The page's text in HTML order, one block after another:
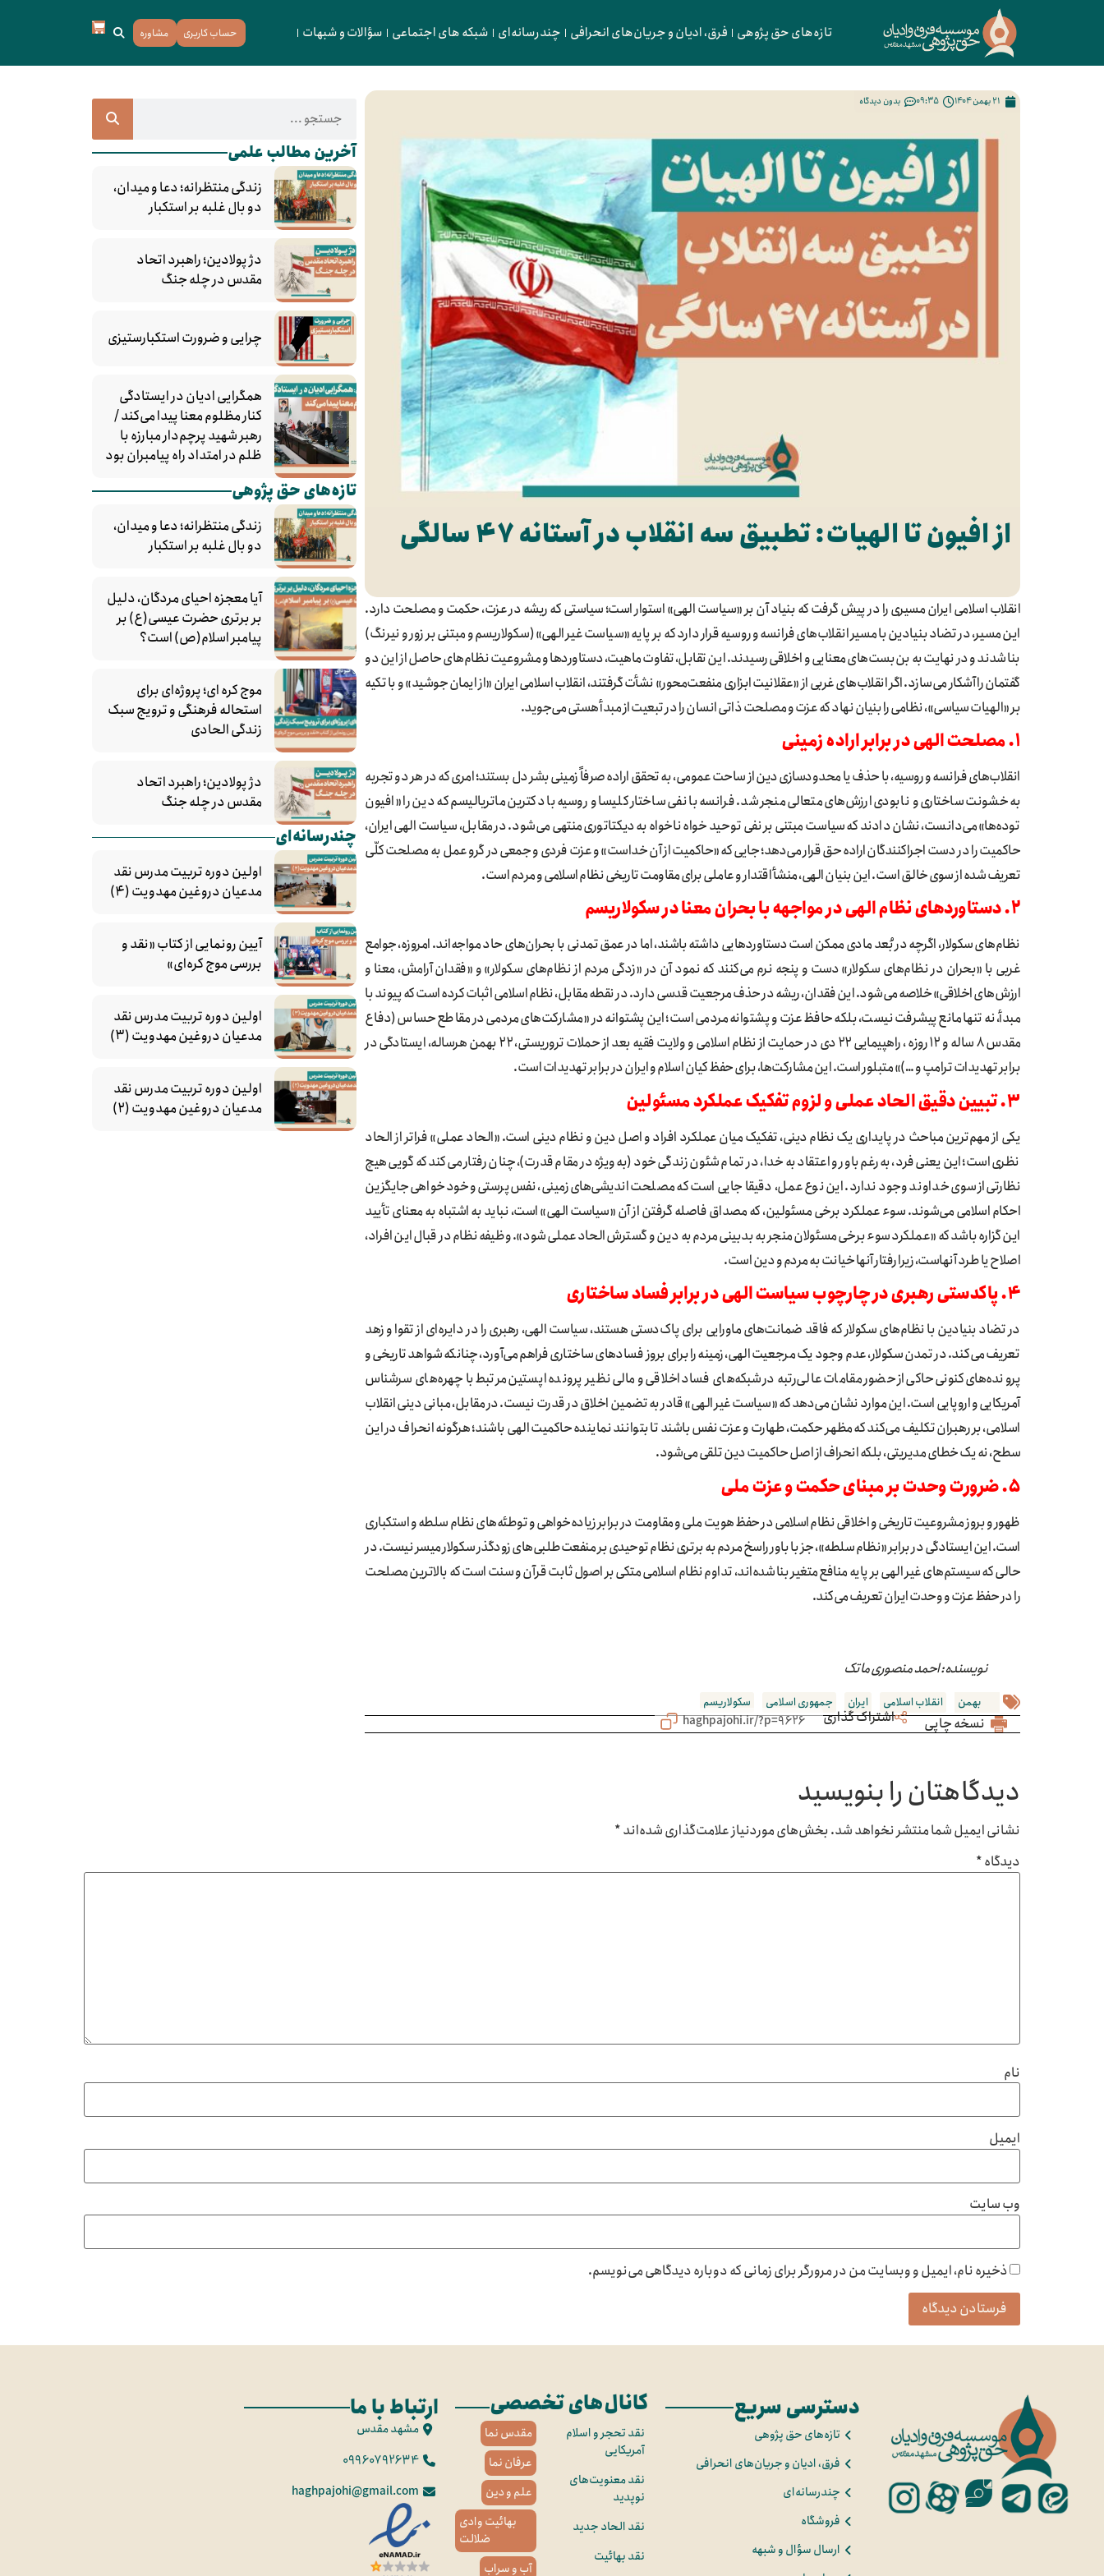
تازه‌های حق پژوهی فرق، ادیان و جریان‌های انحرافی چندرسانه‌ای شبکه های اجتماعی سؤالات و شبهات حساب کاربری مشاوره
21 بهمن 1404 09:35 بدون دیدگاه
از افیون تا الهیات: تطبیق سه انقلاب در آستانه ۴۷ سالگی
انقلاب اسلامی ایران مسیری را در پیش گرفت که بنیاد آن بر «سیاست الهی» استوار است؛ سیاستی که ریشه در عزت، حکمت و مصلحت دارد.
این مسیر، در تضاد بنیادین با مسیر انقلاب‌های فرانسه و روسیه قرار دارد که بر پایه «سیاست غیر الهی» (سکولاریسم و مبتنی بر زور و نیرنگ)
بنا شدند و در نهایت به بن‌بست‌های معنایی و اخلاقی رسیدند. این تقابل، تفاوت ماهیت، دستاوردها و مشروعیت نظام‌های حاصل از این دو
گفتمان را آشکار می‌سازد. اگر انقلاب‌های غربی از «عقلانیت ابزاری منفعت‌محور» نشأت گرفتند، انقلاب اسلامی ایران «از ایمان جوشید» و با تکیه
بر «الهیات سیاسی»، نظامی را بنیان نهاد که عزت و مصلحت ذاتی انسان را در تبعیت از مبدأ هستی می‌جوید.
۱. مصلحت الهی در برابر اراده زمینی
انقلاب‌های فرانسه و روسیه، با حذف یا محدودسازی دین از ساحت عمومی، به تحقق اراده صرفاً زمینی بشر دل بستند؛ امری که در هر دو تجربه
به خشونت ساختاری و نابودی ارزش‌های متعالی منجر شد. فرانسه با نفی ساختار کلیسا و روسیه با دکترین ماتریالیسم که دین را «افیون
توده‌ها» می‌دانست، نشان دادند که سیاست مبتنی بر نفی توحید خواه ناخواه به دیکتاتوری منتهی می‌شود. در مقابل، سیاست الهی ایران،
حاکمیت را در دست اجراکنندگان اراده حق قرار می‌دهد؛ جایی که «حاکمیت از آن خداست» و عزت فردی و جمعی در گرو عمل به مصلحت کلّی
تعریف شده از سوی خالق است. این بنیان الهی، منشأ اقتدار و عاملی برای مقاومت تاریخی نظام اسلامی و مردم است.
۲. دستاوردهای نظام الهی در مواجهه با بحران معنا در سکولاریسم
نظام‌های سکولار، اگرچه در بُعد مادی ممکن است دستاوردهایی داشته باشند، اما در عمق تمدنی با بحران‌های حاد مواجه‌اند. امروزه، جوامع
غربی با «بحران در نظام‌های سکولار» دست و پنجه نرم می‌کنند که نمود آن در «زدگی مردم از نظام‌های سکولار» و «فقدان آرامش، معنا و
ارزش‌های اخلاقی» خلاصه می‌شود. این فقدان، ریشه در حذف مرجعیت قدسی دارد. در نقطه مقابل، نظام اسلامی اثبات کرده است که پیوند با
مبدأ، نه تنها مانع پیشرفت نیست، بلکه حافظ عزت و پشتوانه مردمی است؛ این پشتوانه در «مشارکت‌های مردمی در مقاطع حساس (دفاع
مقدس ۸ ساله و ۱۲ روزه ، راهپیمایی ۲۲ دی در حمایت از نظام اسلامی و ولایت فقیه بعد از حملات تروریستی، ۲۲ بهمن هرساله، ایستادگی در
برابر تهدیدات ترامپ و …)» متبلور است. این مشارکت‌ها، برای حفظ کیان اسلام و ایران در برابر تهدیدات است.
۳. تبیین دقیق الحاد عملی و لزوم تفکیک عملکرد مسئولین
یکی از مهم‌ترین مباحث در پایداری یک نظام دینی، تفکیک میان عملکرد افراد و اصل دین و نظام دینی است. «الحاد عملی» فراتر از الحاد
نظری است؛ این یعنی فرد، به‌رغم باور و اعتقاد به خدا، در تمام شئون زندگی خود (به‌ویژه در مقام قدرت)، چنان رفتار می‌کند که گویی هیچ
نظارتی از سوی خداوند وجود ندارد. این نوع عمل، دقیقا جایی است که مصلحت‌اندیشی‌های زمینی، نفس‌پرستی و خودخواهی جایگزین
احکام اسلامی می‌شوند. سوء عملکرد برخی مسئولین، که مصداق فاصله گرفتن از آن «سیاست الهی» است، نباید به اشتباه به معنای تأیید
این گزاره باشد که «عملکرد سوء برخی مسئولان منجر به بدبینی مردم به دین و گسترش الحاد عملی شود». وظیفه نظام در قبال این افراد،
اصلاح یا طرد آنهاست، زیرا رفتار آنها خیانت به مردم و دین است.
۴. پاکدستی رهبری در چارچوب سیاست الهی در برابر فساد ساختاری
در تضاد بنیادین با نظام‌های سکولار که فاقد ضمانت‌های ماورایی برای پاک‌دستی هستند، سیاست الهی، رهبری را در دایره‌ای از تقوا و زهد
تعریف می‌کند. در تمدن سکولار، عدم وجود یک مرجعیت الهی، زمینه را برای بروز فسادهای ساختاری فراهم می‌آورد، چنانکه شواهد تاریخی و
پرونده‌های کنونی حاکی از حضور مقامات عالی‌رتبه در شبکه‌های فساد اخلاقی و مالی نظیر پرونده اپستین مرتبط با چهره‌های سرشناس
آمریکایی و اروپایی است. این موارد نشان می‌دهد که «سیاست غیر الهی» قادر به تضمین اخلاق در قدرت نیست. در مقابل، مبانی دینی انقلاب
اسلامی، بر رهبران تکلیف می‌کند که مظهر حکمت، طهارت و عزت‌نفس باشند تا بتوانند نماینده حاکمیت الهی باشند؛ هرگونه انحراف در این
سطح، نه یک خطای مدیریتی، بلکه انحراف از اصل حاکمیت دین تلقی می‌شود.
۵. ضرورت وحدت بر مبنای حکمت و عزت ملی
ظهور و بروز مشروعیت تاریخی و اخلاقی نظام اسلامی در حفظ هویت ملی و مقاومت در برابر زیاده‌خواهی و توطئه‌های نظام سلطه و استکباری
است. این ایستادگی در برابر «نظام سلطه»، جز با باور راسخ مردم به برتری نظام توحیدی بر منفعت‌طلبی‌های زودگذر سکولار میسر نیست. در
حالی که سیستم‌های غیر الهی بر پایه منافع متغیر بنا شده‌اند، تداوم نظام اسلامی متکی بر اصول ثابت قرآن و سنت است که بالاترین مصلحت
را در حفظ عزت و وحدت ایران تعریف می‌کند.
نویسنده: احمد منصوری ماتک
انقلاب اسلامی ایران جمهوری اسلامی سکولاریسم
نسخه چاپی اشتراک گذاری
آخرین مطالب علمی
زندگی منتظرانه؛ دعا و میدان،
دو بال غلبه بر استکبار
دژ پولادین؛ راهبرد اتحاد
مقدس در چله جنگ
چرایی و ضرورت استکبارستیزی
همگرایی ادیان در ایستادگی
کنار مظلوم معنا پیدا می‌کند /
رهبر شهید پرچم‌دار مبارزه با
ظلم در امتداد راه پیامبران بود
تازه‌های حق پژوهی
زندگی منتظرانه؛ دعا و میدان،
دو بال غلبه بر استکبار
آیا معجزه احیای مردگان، دلیل
بر برتری حضرت عیسی(ع) بر
پیامبر اسلام(ص) است؟
موج کره‌ ای؛ پروژه‌ای برای
استحاله فرهنگی و ترویج سبک
زندگی الحادی
دژ پولادین؛ راهبرد اتحاد
مقدس در چله جنگ
چندرسانه‌ای
اولین دوره تربیت مدرس نقد
مدعیان دروغین مهدویت (۴)
آیین رونمایی از کتاب «نقد و
بررسی موج کره‌ای»
اولین دوره تربیت مدرس نقد
مدعیان دروغین مهدویت (۳)
اولین دوره تربیت مدرس نقد
مدعیان دروغین مهدویت (۲)
دیدگاهتان را بنویسید
نشانی ایمیل شما منتشر نخواهد شد.بخش‌های موردنیاز علامت‌گذاری شده‌اند*
دیدگاه*
نام
ایمیل
وب‌ سایت
ذخیره نام، ایمیل و وبسایت من در مرورگر برای زمانی که دوباره دیدگاهی می‌نویسم.
دسترسی سریع
تازه‌های حق پژوهی
فرق، ادیان و جریان‌های انحرافی
چندرسانه‌ای
فروشگاه
ارسال سؤال و شبهه
کانال‌های تخصصی
نقد تحجر و اسلام
آمریکایی
نقد معنویت‌های
نوپدید
نقد الحاد جدید
نقد بهائیت
مقدس نما
عرفان نما
علم و دین
بهائیت وادی
ضلالت
آب و سراب
ارتباط با ما
مشهد مقدس
09960792634
haghpajohi@gmail.com